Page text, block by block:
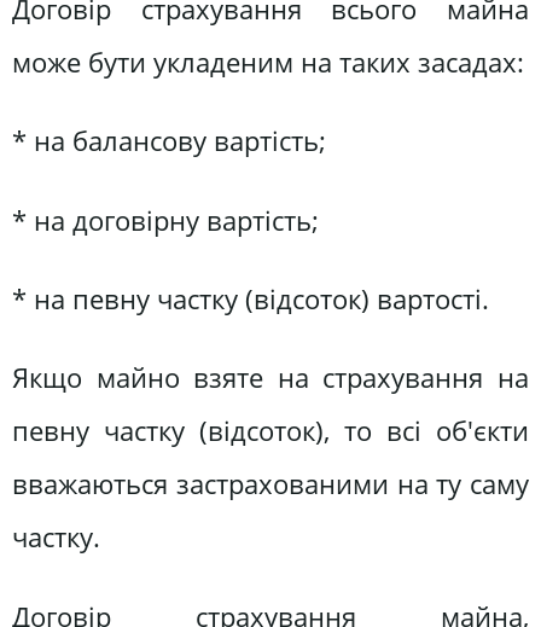
Договір страхування всього майна
може бути укладеним на таких засадах:
* на балансову вартість;
* на договірну вартість;
* на певну частку (відсоток) вартості.
Якщо майно взяте на страхування на
певну частку (відсоток), то всі об'єкти
вважаються застрахованими на ту саму
частку.
Договір страхування майна,